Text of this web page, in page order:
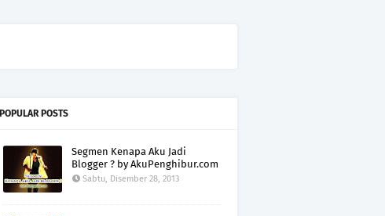
POPULAR POSTS
Segmen Kenapa Aku Jadi
Blogger ? by AkuPenghibur.com
Sabtu, Disember 28, 2013